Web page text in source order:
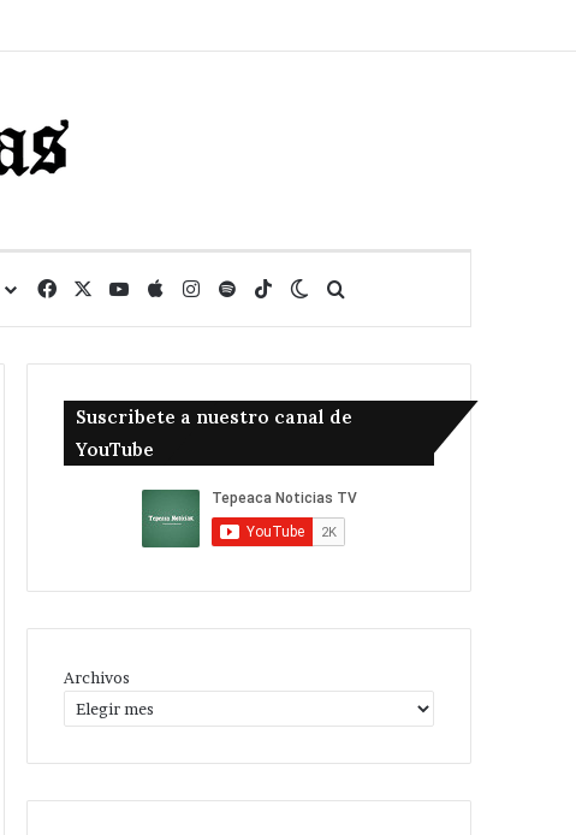
FacebookYouTube
AppleInstagram
SpotifyTikTokSwitch skin
Suscribete a nuestro canal de
YouTube
Archivos